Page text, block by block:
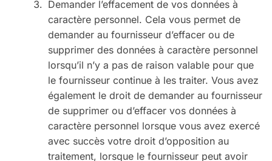
Demander l’effacement de vos données à
caractère personnel. Cela vous permet de
demander au fournisseur d’effacer ou de
supprimer des données à caractère personnel
lorsqu’il n’y a pas de raison valable pour que
le fournisseur continue à les traiter. Vous avez
également le droit de demander au fournisseur
de supprimer ou d’effacer vos données à
caractère personnel lorsque vous avez exercé
avec succès votre droit d’opposition au
traitement, lorsque le fournisseur peut avoir